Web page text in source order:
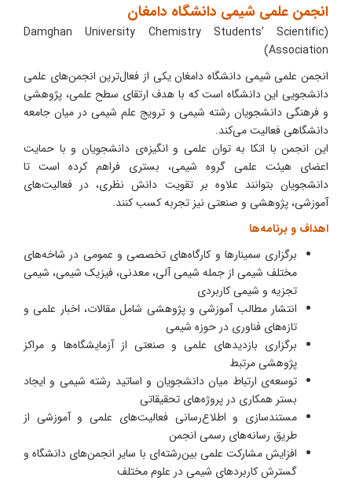
انجمن علمی شیمی دانشگاه دامغان
(Damghan University Chemistry Students’ Scientific
Association)
انجمن علمی شیمی دانشگاه دامغان یکی از فعال‌ترین انجمن‌های علمی
دانشجویی این دانشگاه است که با هدف ارتقای سطح علمی، پژوهشی
و فرهنگی دانشجویان رشته شیمی و ترویج علم شیمی در میان جامعه
دانشگاهی فعالیت می‌کند.
این انجمن با اتکا به توان علمی و انگیزه‌ی دانشجویان و با حمایت
اعضای هیئت علمی گروه شیمی، بستری فراهم کرده است تا
دانشجویان بتوانند علاوه بر تقویت دانش نظری، در فعالیت‌های
آموزشی، پژوهشی و صنعتی نیز تجربه کسب کنند.
اهداف و برنامه‌ها
برگزاری سمینارها و کارگاه‌های تخصصی و عمومی در شاخه‌های
مختلف شیمی از جمله شیمی آلی، معدنی، فیزیک شیمی، شیمی
تجزیه و شیمی کاربردی
انتشار مطالب آموزشی و پژوهشی شامل مقالات، اخبار علمی و
تازه‌های فناوری در حوزه شیمی
برگزاری بازدیدهای علمی و صنعتی از آزمایشگاه‌ها و مراکز
پژوهشی مرتبط
توسعه‌ی ارتباط میان دانشجویان و اساتید رشته شیمی و ایجاد
بستر همکاری در پروژه‌های تحقیقاتی
مستندسازی و اطلاع‌رسانی فعالیت‌های علمی و آموزشی از
طریق رسانه‌های رسمی انجمن
افزایش مشارکت علمی بین‌رشته‌ای با سایر انجمن‌های دانشگاه و
گسترش کاربردهای شیمی در علوم مختلف